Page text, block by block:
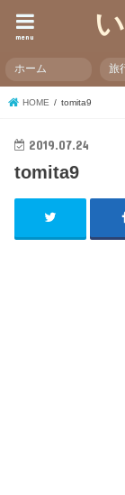
menu
ホーム 旅
HOME tomita9
2019.07.24
tomita9